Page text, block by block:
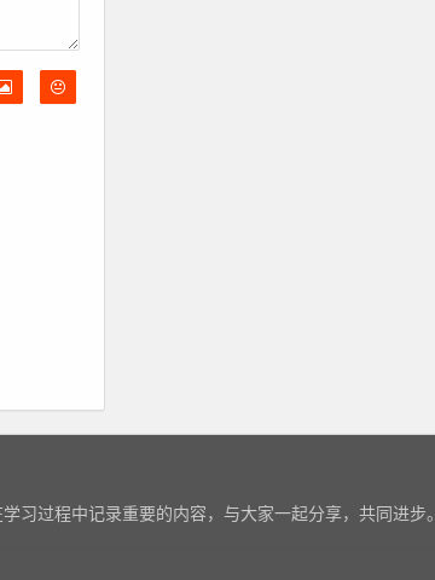
习过程中记录重要的内容，与大家一起分享，共同进步。